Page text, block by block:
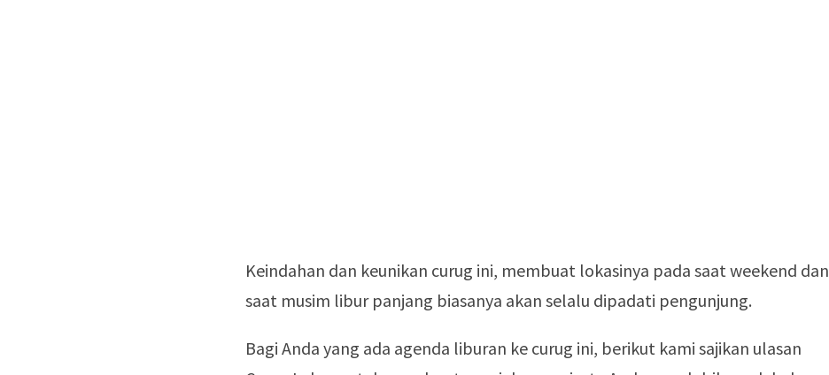
Keindahan dan keunikan curug ini, membuat lokasinya pada saat weekend dan
saat musim libur panjang biasanya akan selalu dipadati pengunjung.
Bagi Anda yang ada agenda liburan ke curug ini, berikut kami sajikan ulasan